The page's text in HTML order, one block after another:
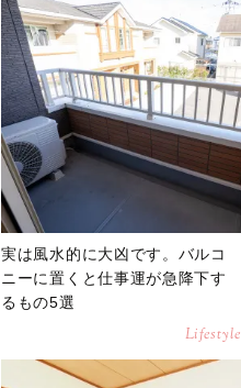
実は風水的に大凶です。バルコ
ニーに置くと仕事運が急降下す
るもの5選
Lifestyle